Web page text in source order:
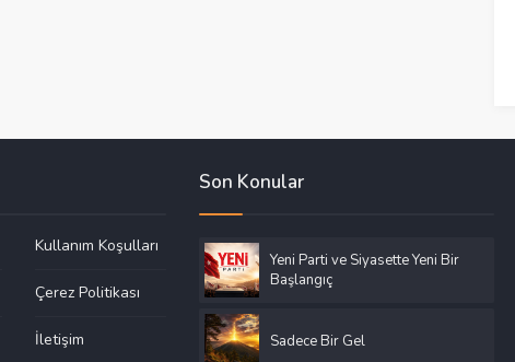
Kullanım Koşulları
Çerez Politikası
İletişim
Son Konular
Yeni Parti ve Siyasette Yeni Bir
Başlangıç
Sadece Bir Gel